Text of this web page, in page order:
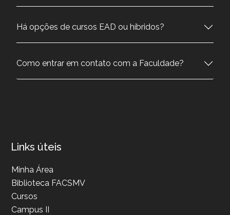
Há opções de cursos EAD ou híbridos?
Como entrar em contato com a Faculdade?
Links úteis
Minha Área
Biblioteca FACSMV
Cursos
Campus II